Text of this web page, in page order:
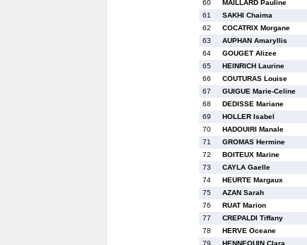
60
MAILLARD Pauline
61
SAKHI Chaima
62
COCATRIX Morgane
63
AUPHAN Amaryllis
64
GOUGET Alizee
65
HEINRICH Laurine
66
COUTURAS Louise
67
GUIGUE Marie-Celine
68
DEDISSE Mariane
69
HOLLER Isabel
70
HADOUIRI Manale
71
GROMAS Hermine
72
BOITEUX Marine
73
CAYLA Gaelle
74
HEURTE Margaux
75
AZAN Sarah
76
RUAT Marion
77
CREPALDI Tiffany
78
HERVE Oceane
79
HENNEQUIN Clara